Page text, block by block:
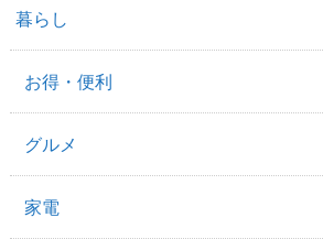
暮らし
お得・便利
グルメ
家電